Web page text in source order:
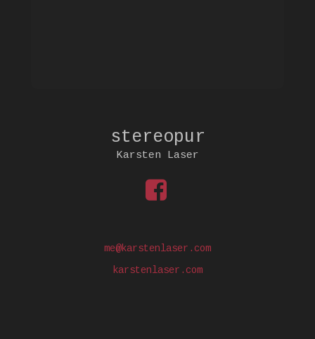
stereopur
Karsten Laser
me@karstenlaser.com
karstenlaser.com